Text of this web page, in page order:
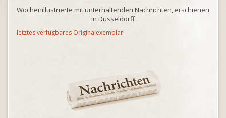
Wochenillustrierte mit unterhaltenden Nachrichten, erschienen
in Düsseldorff
letztes verfügbares Originalexemplar!